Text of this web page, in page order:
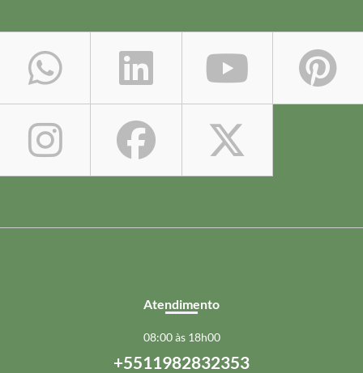
Atendimento
08:00 às 18h00
+5511982832353